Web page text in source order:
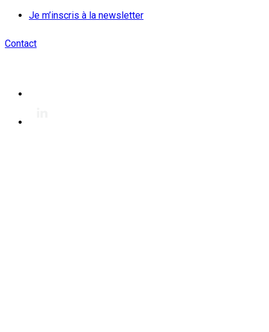
Je m’inscris à la newsletter
Contact